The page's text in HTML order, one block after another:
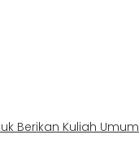
Berikan Kuliah Umum